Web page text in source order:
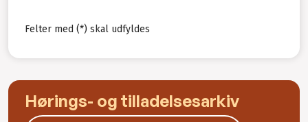
Felter med (*) skal udfyldes
Hørings- og tilladelsesarkiv